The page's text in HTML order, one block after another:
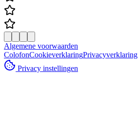
Algemene voorwaarden
ColofonCookieverklaringPrivacyverklaring
Privacy instellingen